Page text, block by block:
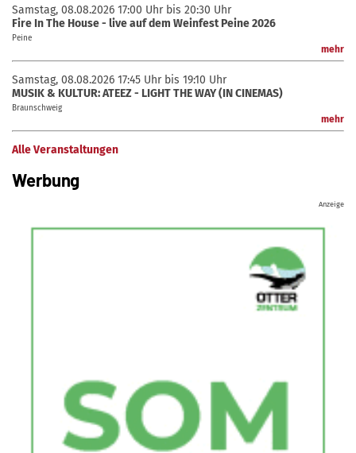
Samstag, 08.08.2026 17:00 Uhr bis 20:30 Uhr
Fire In The House - live auf dem Weinfest Peine 2026
Peine
mehr
Samstag, 08.08.2026 17:45 Uhr bis 19:10 Uhr
MUSIK & KULTUR: ATEEZ - LIGHT THE WAY (IN CINEMAS)
Braunschweig
mehr
Alle Veranstaltungen
Werbung
Anzeige